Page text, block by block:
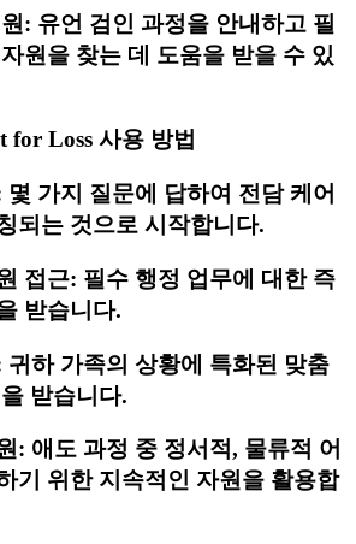
: 유언 검인 과정을 안내하고 필
원을 찾는 데 도움을 받을 수 있
Loss 사용 방법
몇 가지 질문에 답하여 전담 케어
되는 것으로 시작합니다.
접근: 필수 행정 업무에 대한 즉
받습니다.
귀하 가족의 상황에 특화된 맞춤
받습니다.
: 애도 과정 중 정서적, 물류적 어
기 위한 지속적인 자원을 활용합